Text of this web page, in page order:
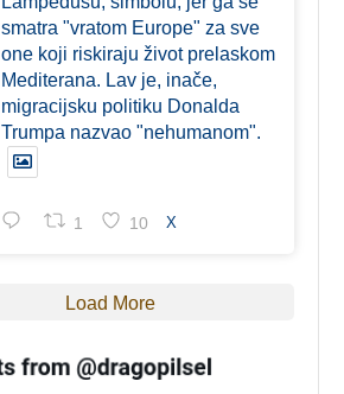
smatra "vratom Europe" za sve
one koji riskiraju život prelaskom
Mediterana. Lav je, inače,
migracijsku politiku Donalda
Trumpa nazvao "nehumanom".
1 10 X
Load More